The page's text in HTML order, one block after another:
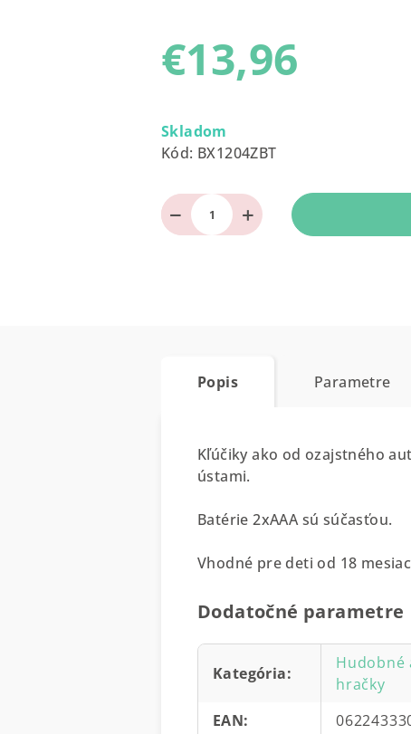
je
0,0
hviezdičiek.
€13,96
cena:
Skladom
Kód: BX1204ZBT
+
−
Popis Parametre
Kľúčiky ako od ozajstného
ústami.
Batérie 2xAAA sú súčasťou.
Vhodné pre deti od 18
Dodatočné parametre
Kategória:
Hudobné
hračky
EAN: